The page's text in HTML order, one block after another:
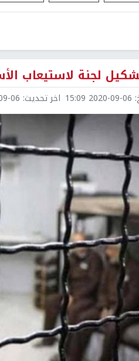
لجنة لاستيعاب
2020-09-06 15:09 اخر تحديث: 15:15